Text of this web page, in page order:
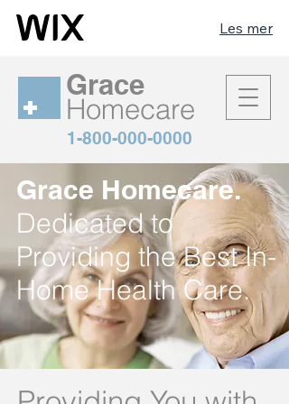
Les mer